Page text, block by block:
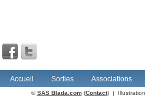
Accueil Sorties Associations
©SAS Blada.com(Contact) |